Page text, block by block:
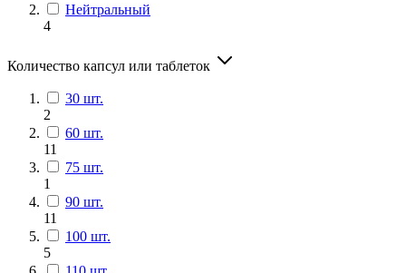
Нейтральный
4
Количество капсул или таблеток
30 шт.
2
60 шт.
11
75 шт.
1
90 шт.
11
100 шт.
5